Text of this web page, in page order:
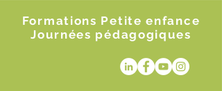
Formations Petite enfance
Journées pédagogiques